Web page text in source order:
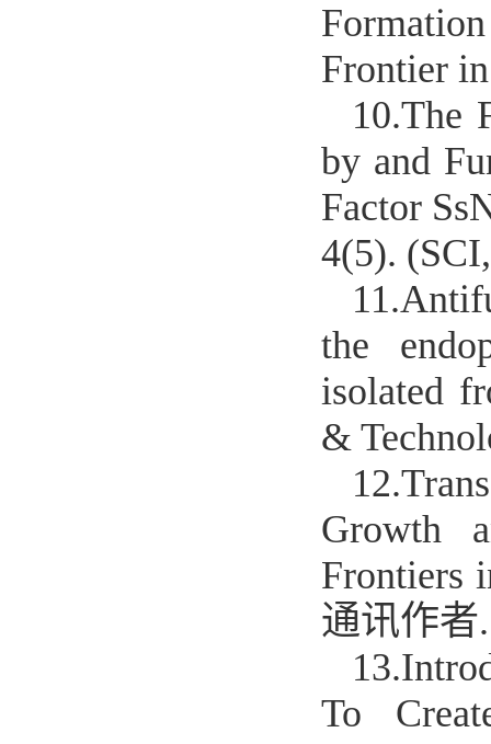
Frontier
10.The
by and
Factor
4(5).
11.
the
isolated
&
12.
Growth
Frontiers
通讯作者.
13.
To